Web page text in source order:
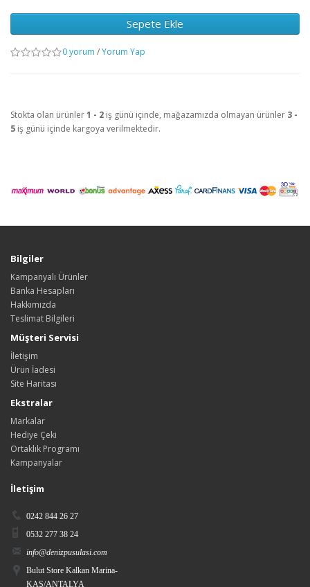
Sepete Ekle
0 yorum /Yorum Yap
Stokta olan ürünler1 - 2 iş günü içinde, mağazamızda olmayan ürünler 3 -
5 iş günü içinde kargoya verilmektedir.
Bilgiler
Kampanyalı Ürünler
Banka Hesapları
Hakkımızda
Teslimat Bilgileri
Müşteri Servisi
İletişim
Ürün İadesi
Site Haritası
Ekstralar
Markalar
Hediye Çeki
Ortaklık Programı
Kampanyalar
İletişim
0242 844 26 27
0532 277 38 24
info@denizpusulasi.com
Bulut Store Kalkan Marina-
KAŞ/ANTALYA